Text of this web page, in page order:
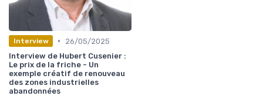
Interview •
26/05/2025
Interview de Hubert Cusenier :
Le prix de la friche - Un
exemple créatif de renouveau
des zones industrielles
abandonnées